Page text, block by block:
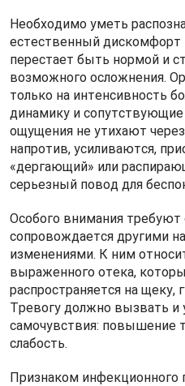
Необходимо уметь
естественный дискомфорт
перестает быть нормой и
возможного осложнения.
только на интенсивность
динамику и
ощущения не утихают
напротив, усиливаются,
«дергающий» или
серьезный повод для
Особого внимания требуют
сопровождается другими
изменениями. К ним
выраженного отека,
распространяется на щеку,
Тревогу должно вызвать и
самочувствия: повышение
слабость.
Признаком инфекционного